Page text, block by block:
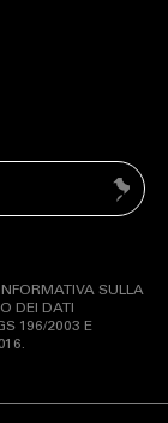
SULLA
DEI DATI
196/2003 E
Invia